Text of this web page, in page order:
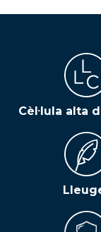
Cèl·lula alta